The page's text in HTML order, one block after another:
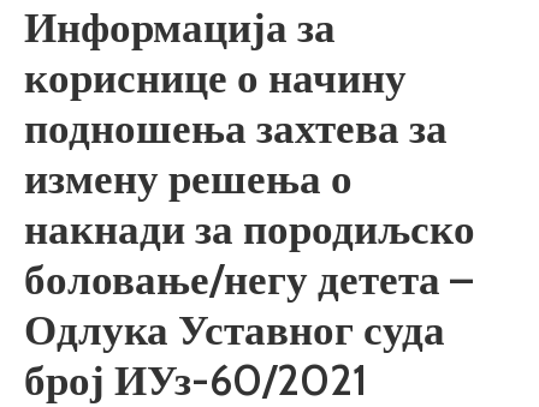
Информација за
кориснице о начину
подношења захтева за
измену решења о
накнади за породиљско
боловање/негу детета –
Одлука Уставног суда
број ИУз-60/2021